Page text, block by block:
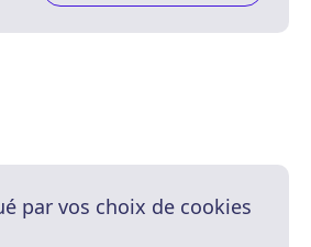
par vos choix de cookies